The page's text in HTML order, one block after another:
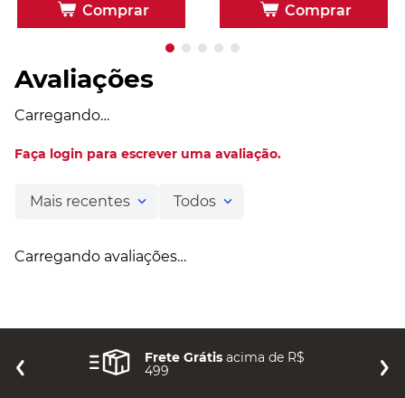
Comprar Comprar
Avaliações
Carregando…
Faça login para escrever uma avaliação.
Mais recentes Todos
Carregando avaliações…
Frete Grátis acima de R$
499